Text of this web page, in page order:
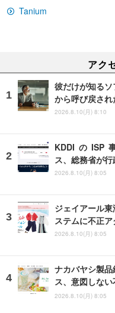
Tanium
アク
彼だけが知る
から呼び戻され
2026.8.10(月) 8:10
KDDI の ISP
ス、総務省が行
2026.8.10(月) 8:05
ジェイアール
ステムに不正ア
2026.8.10(月) 8:05
ナカバヤシ製
ス、意図しな
2026.8.10(月) 8:05